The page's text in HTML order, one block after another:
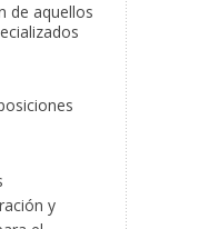
de aquellos
y